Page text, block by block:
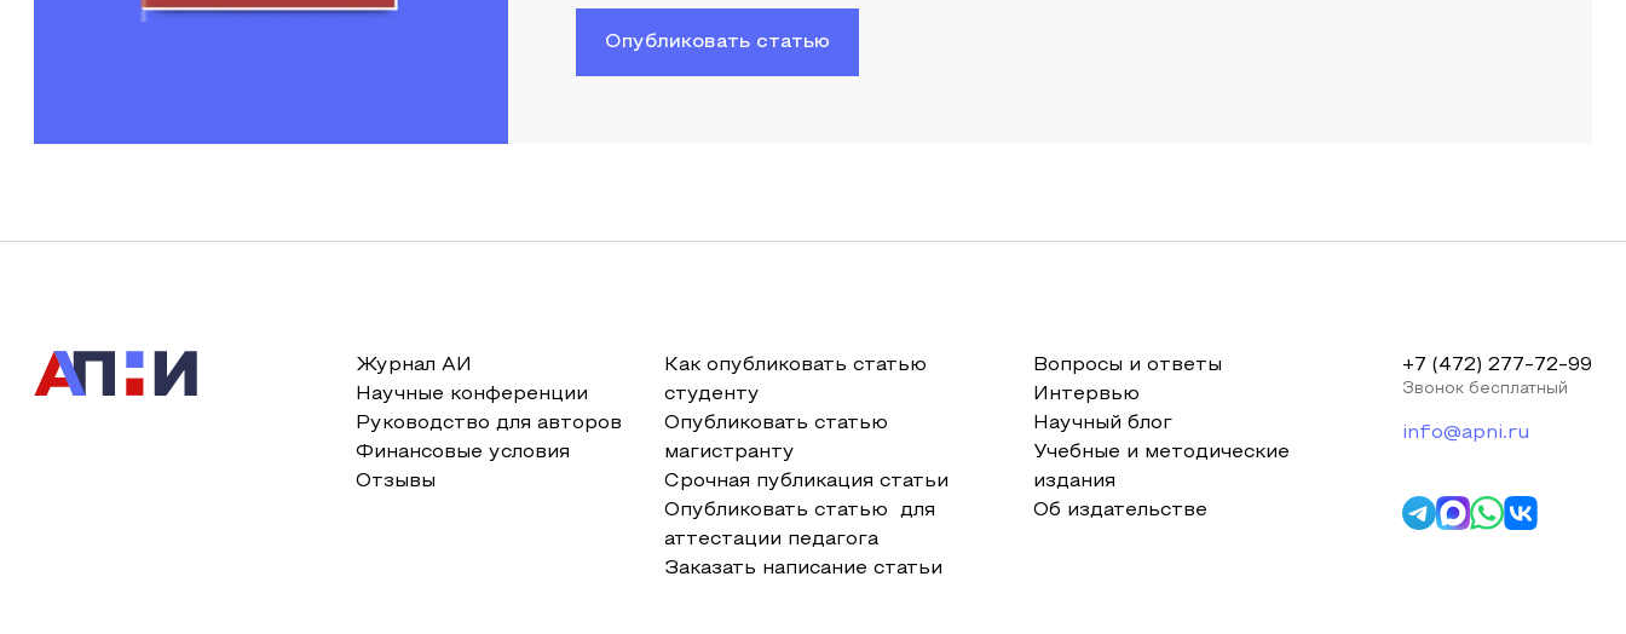
Опубликовать статью
Журнал АИ
Научные конференции
Руководство для авторов
Финансовые условия
Отзывы
Как опубликовать статью
студенту
Опубликовать статью
магистранту
Срочная публикация статьи
Опубликовать статью для
аттестации педагога
Заказать написание статьи
Вопросы и ответы
Интервью
Научный блог
Учебные и методические
издания
Об издательстве
+7 (472) 277-72-99
Звонок бесплатный
info@apni.ru